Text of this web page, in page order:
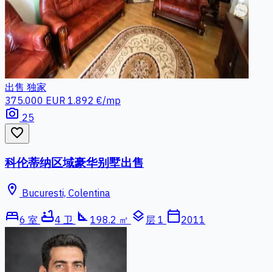
出售 独家
375.000 EUR 1.892 €/mp
photo_camera 25
favorite_border
科伦蒂纳区域豪华别墅出售
location_on Bucuresti, Colentina
bed6 室 bathtub4 卫 square_foot 198.2 ㎡ layers 层 1 calendar_today2011